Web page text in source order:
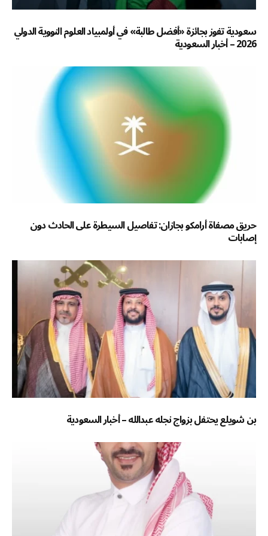
سعودية تفوز بجائزة «أفضل طالبة» في أولمبياد العلوم النووية الدولي
2026 – أخبار السعودية
حريق مصفاة أرامكو بجازان: تفاصيل السيطرة على الحادث دون
إصابات
بن شويلع يحتفل بزواج نجله عبدالله – أخبار السعودية